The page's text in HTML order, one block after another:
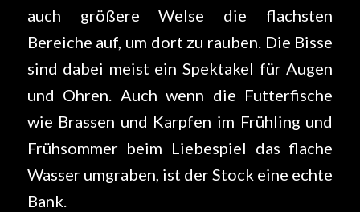
auch größere Welse die flachsten
Bereiche auf, um dort zu rauben. Die Bisse
sind dabei meist ein Spektakel für Augen
und Ohren. Auch wenn die Futterfische
wie Brassen und Karpfen im Frühling und
Frühsommer beim Liebespiel das flache
Wasser umgraben, ist der Stock eine echte
Bank.